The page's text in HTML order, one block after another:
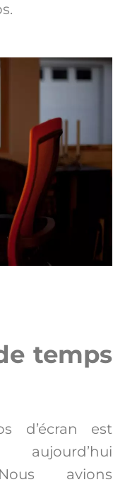
temps
d’écran est
avions